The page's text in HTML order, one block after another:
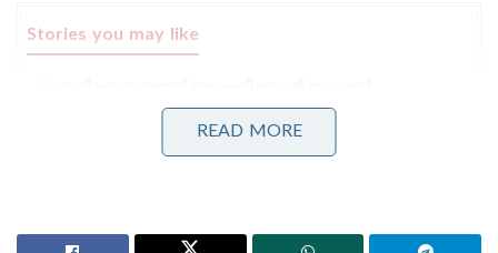
Stories you may like
നീക്കം,മിസൈൽ മഴയ്ക്ക് സാധ്യത!’: രഹസ്യാന്വേഷണ
മുന്നറിയിപ്പുമായി റിയാദ്
കുട്ടികളുടെ മാനസികാരോഗ്യം തകർത്തു, ഫോണിന്
READ MORE